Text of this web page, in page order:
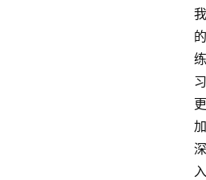
我
的
练
习
更
加
深
入